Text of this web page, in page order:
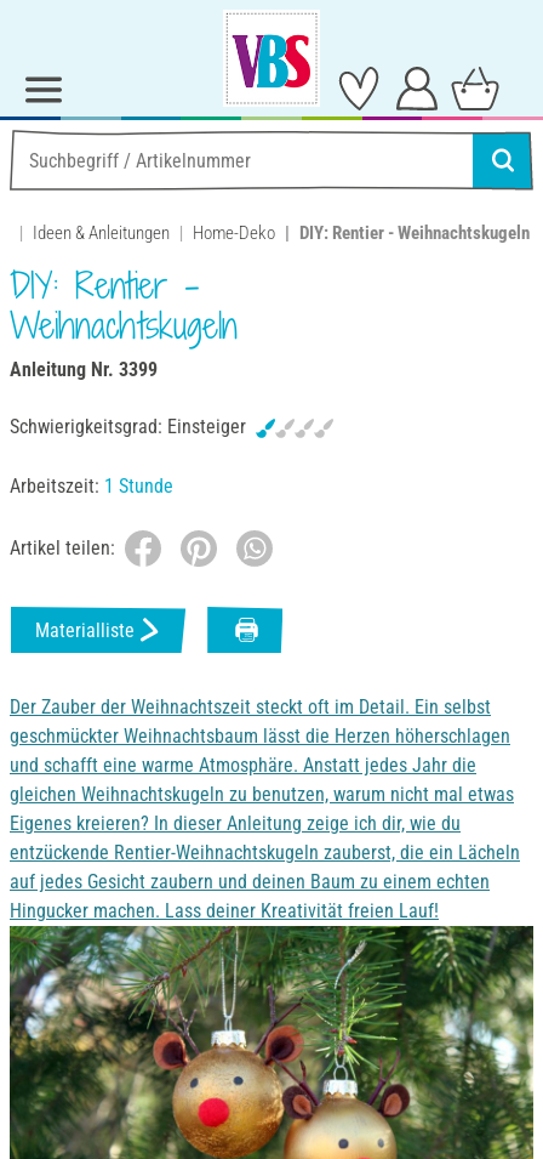
Ideen & Anleitungen Home-Deko DIY: Rentier - Weihnachtskugeln
DIY: Rentier -
Weihnachtskugeln
Anleitung Nr. 3399
Schwierigkeitsgrad: Einsteiger
Arbeitszeit: 1 Stunde
Artikel teilen:
Materialliste
Der Zauber der Weihnachtszeit steckt oft im Detail. Ein selbst
geschmückter Weihnachtsbaum lässt die Herzen höherschlagen
und schafft eine warme Atmosphäre. Anstatt jedes Jahr die
gleichen Weihnachtskugeln zu benutzen, warum nicht mal etwas
Eigenes kreieren? In dieser Anleitung zeige ich dir, wie du
entzückende Rentier-Weihnachtskugeln zauberst, die ein Lächeln
auf jedes Gesicht zaubern und deinen Baum zu einem echten
Hingucker machen. Lass deiner Kreativität freien Lauf!